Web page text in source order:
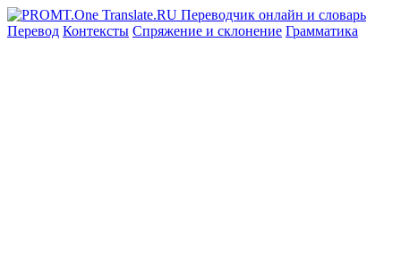
Перевод Контексты Спряжение и склонение Грамматика